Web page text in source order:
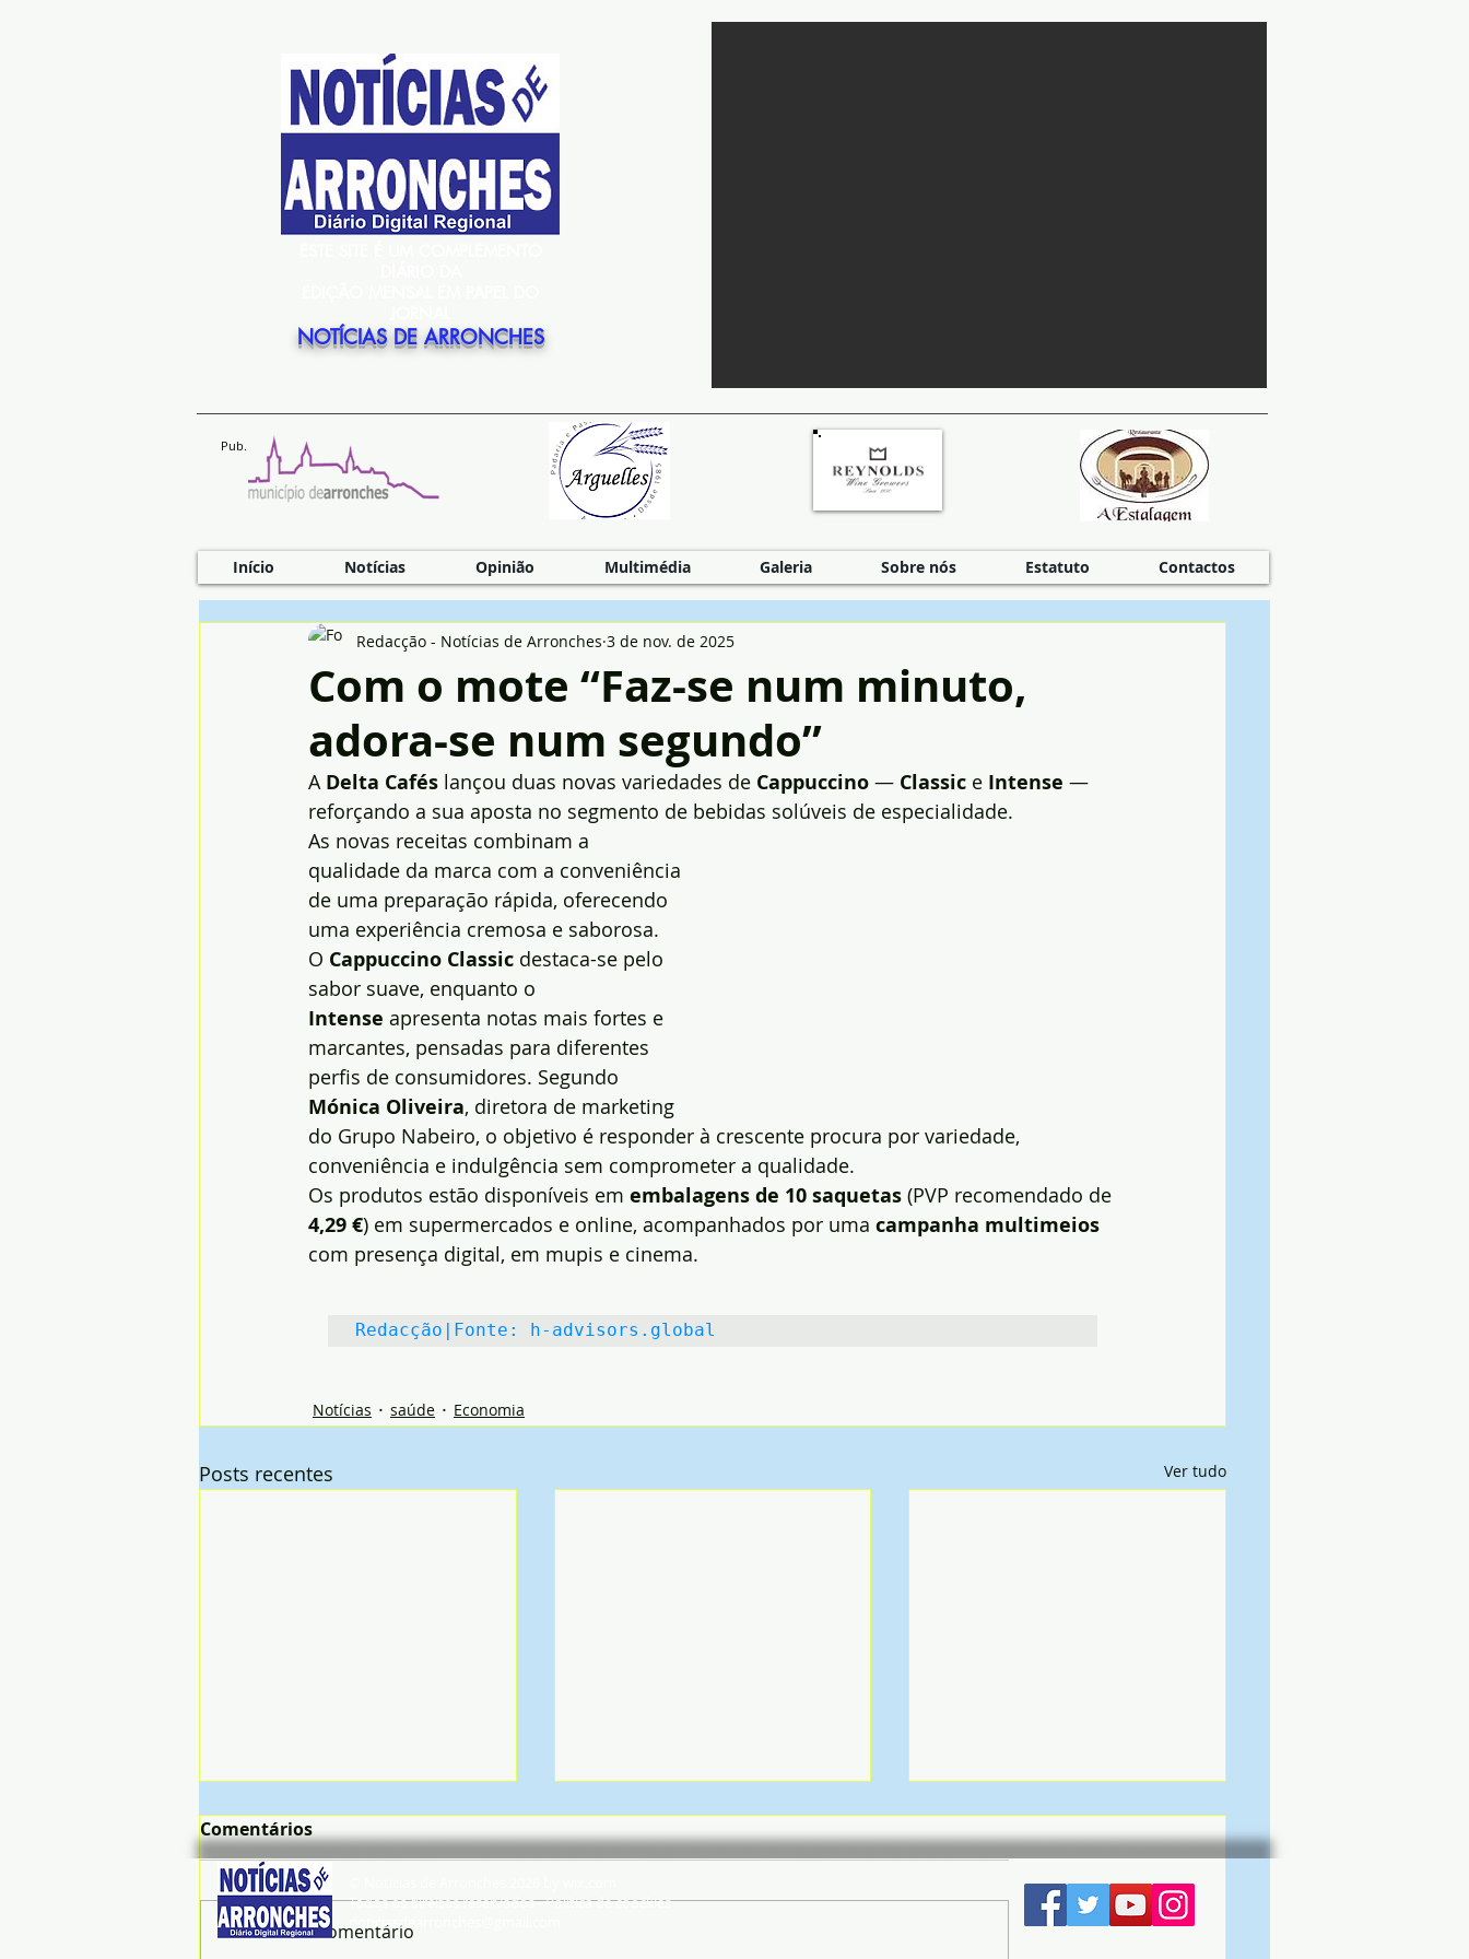
NOTÍCIAS DE ARRONCHES
Pub.
Início Notícias Opinião Multimédia Galeria Sobre nós Estatuto Contactos
Com o mote “Faz-se num minuto,
adora-se num segundo”
Redacção - Notícias de Arronches 3 de nov. de 2025
A Delta Cafés lançou duas novas variedades de Cappuccino — Classic e Intense —
reforçando a sua aposta no segmento de bebidas solúveis de especialidade.
As novas receitas combinam a
qualidade da marca com a conveniência
de uma preparação rápida, oferecendo
uma experiência cremosa e saborosa.
O Cappuccino Classic destaca-se pelo
sabor suave, enquanto o
Intense apresenta notas mais fortes e
marcantes, pensadas para diferentes
perfis de consumidores. Segundo
Mónica Oliveira, diretora de marketing
do Grupo Nabeiro, o objetivo é responder à crescente procura por variedade,
conveniência e indulgência sem comprometer a qualidade.
Os produtos estão disponíveis em embalagens de 10 saquetas (PVP recomendado de
4,29 €) em supermercados e online, acompanhados por uma campanha multimeios
com presença digital, em mupis e cinema.
Redacção|Fonte: h-advisors.global
Notícias saúde Economia
Posts recentes Ver tudo
Comentários
Escreva um comentário
Todos os direitos reservados - Política de coockies
noticiasdearronches@gmail.com